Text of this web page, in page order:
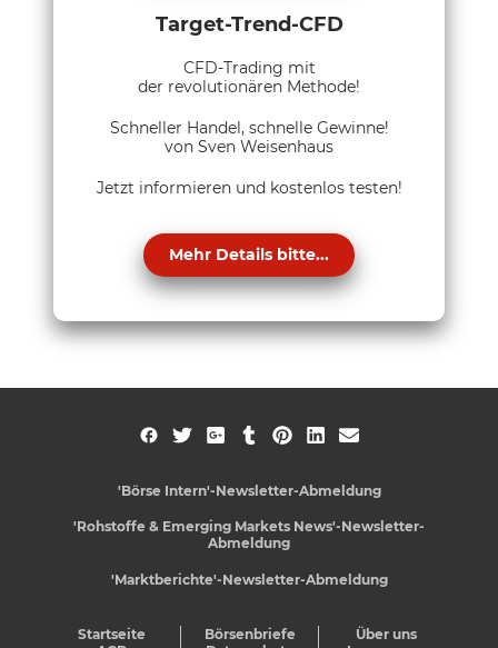
Target-Trend-CFD
CFD-Trading mit
der revolutionären Methode!
Schneller Handel, schnelle Gewinne!
von Sven Weisenhaus
Jetzt informieren und kostenlos testen!
Mehr Details bitte...
'Börse Intern'-Newsletter-Abmeldung
'Rohstoffe & Emerging Markets News'-Newsletter-
Abmeldung
'Marktberichte'-Newsletter-Abmeldung
Startseite Börsenbriefe
Über uns